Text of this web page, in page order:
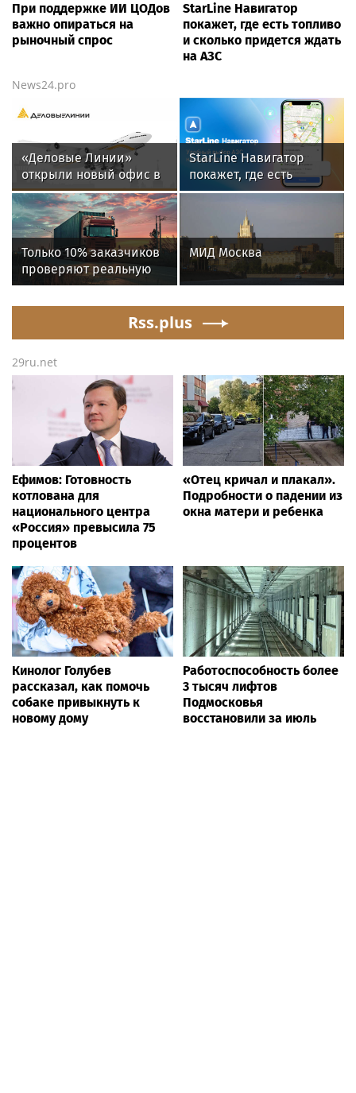
При поддержке ИИ ЦОДов
важно опираться на
рыночный спрос
StarLine Навигатор
покажет, где есть топливо
и сколько придется ждать
на АЗС
News24.pro
«Деловые Линии»
открыли новый офис в
аэропорту
Благовещенска
StarLine Навигатор
покажет, где есть
топливо и сколько
придется ждать на АЗС
Только 10% заказчиков
проверяют реальную
готовность
переходу на ЭДО –
страхование»
МИД Москва
Rss.plus
29ru.net
Ефимов: Готовность
котлована для
национального центра
«Россия» превысила 75
процентов
«Отец кричал и плакал».
Подробности о падении из
окна матери и ребенка
Кинолог Голубев
рассказал, как помочь
собаке привыкнуть к
новому дому
Работоспособность более
3 тысяч лифтов
Подмосковья
восстановили за июль